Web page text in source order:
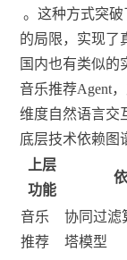
。这种方式突
的局限，实现了
国内也有类似的
音乐推荐Agent
维度自然语言交
底层技术依赖图
上层
功能
音乐
推荐
协同过滤
塔模型